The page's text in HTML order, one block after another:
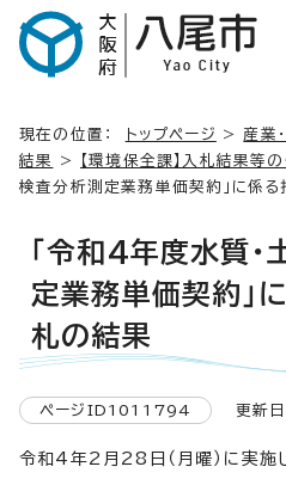
現在の位置： トップページ > 産業
結果
> 【環境保全課】入札結果等
検査分析測定業務単価契約」に係
「令和4年度水質・
定業務単価契約」
札の結果
ページID1011794 更新日
令和4年2月28日（月曜）に実施